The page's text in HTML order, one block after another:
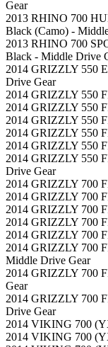
Gear
2013 RHINO 700
Black (Camo) -
2013 RHINO 700
Black - Middle Drive
2014 GRIZZLY 550
Drive Gear
2014 GRIZZLY 550
2014 GRIZZLY 550
2014 GRIZZLY 550
2014 GRIZZLY 550
2014 GRIZZLY 550
2014 GRIZZLY 550
Drive Gear
2014 GRIZZLY 700
2014 GRIZZLY 700
2014 GRIZZLY 700
2014 GRIZZLY 700
2014 GRIZZLY 700
2014 GRIZZLY 700
Middle Drive Gear
2014 GRIZZLY 700
Gear
2014 GRIZZLY 700
Drive Gear
2014 VIKING 700
2014 VIKING 700